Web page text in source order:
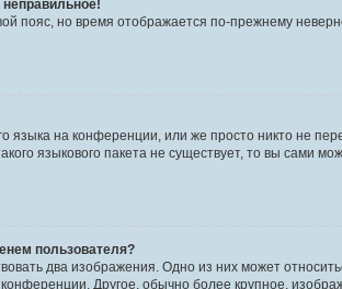
пояс, но время отображается по-прежнему
языка на конференции, или же просто никто не
языкового пакета не существует, то вы
пользователя?
два изображения. Одно из них может
Другое, обычно более крупное,